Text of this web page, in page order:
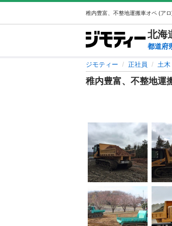
北海
都道府
ジモティー 正社員 土木
稚内豊富、不整地運